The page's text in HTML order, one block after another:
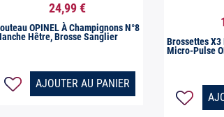
Aperçu rapide
24,99 €
OPINEL À Champignons N°8
Hêtre, Brosse Sanglier
AJOUTER AU PANIER
Brossettes
Micro-Pulse